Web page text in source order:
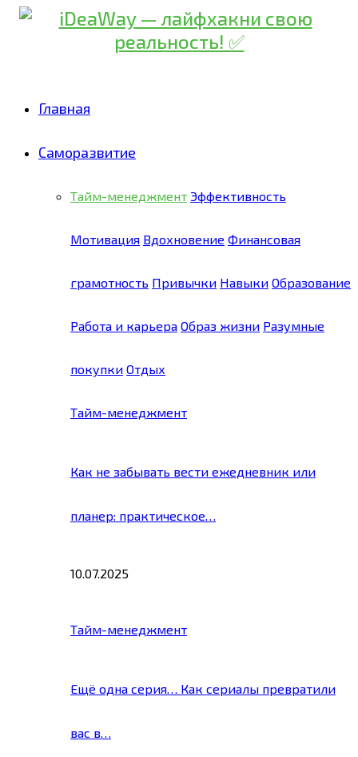
Главная
Саморазвитие
Тайм-менеджмент Эффективность
Мотивация Вдохновение Финансовая
грамотность Привычки Навыки Образование
Работа и карьера Образ жизни Разумные
покупки Отдых
Тайм-менеджмент
Как не забывать вести ежедневник или
планер: практическое…
10.07.2025
Тайм-менеджмент
Ещё одна серия… Как сериалы превратили
вас в…